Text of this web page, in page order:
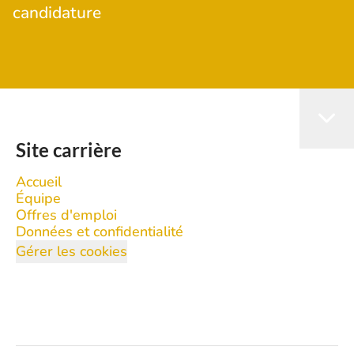
candidature
Site carrière
Accueil
Équipe
Offres d'emploi
Données et confidentialité
Gérer les cookies